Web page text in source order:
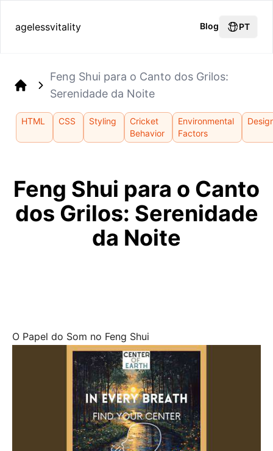
agelessvitality Blog PT
Feng Shui para o Canto dos Grilos:
Serenidade da Noite
HTML CSS Styling
Cricket
Behavior
Environmental
Factors
Feng Shui para o Canto
dos Grilos: Serenidade
da Noite
O Papel do Som no Feng Shui